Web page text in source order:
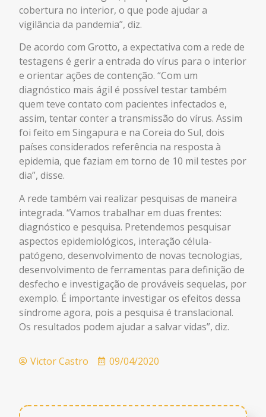
cobertura no interior, o que pode ajudar a
vigilância da pandemia”, diz.
De acordo com Grotto, a expectativa com a rede de
testagens é gerir a entrada do vírus para o interior
e orientar ações de contenção. “Com um
diagnóstico mais ágil é possível testar também
quem teve contato com pacientes infectados e,
assim, tentar conter a transmissão do vírus. Assim
foi feito em Singapura e na Coreia do Sul, dois
países considerados referência na resposta à
epidemia, que faziam em torno de 10 mil testes por
dia”, disse.
A rede também vai realizar pesquisas de maneira
integrada. “Vamos trabalhar em duas frentes:
diagnóstico e pesquisa. Pretendemos pesquisar
aspectos epidemiológicos, interação célula-
patógeno, desenvolvimento de novas tecnologias,
desenvolvimento de ferramentas para definição de
desfecho e investigação de prováveis sequelas, por
exemplo. É importante investigar os efeitos dessa
síndrome agora, pois a pesquisa é translacional.
Os resultados podem ajudar a salvar vidas”, diz.
Victor Castro 09/04/2020